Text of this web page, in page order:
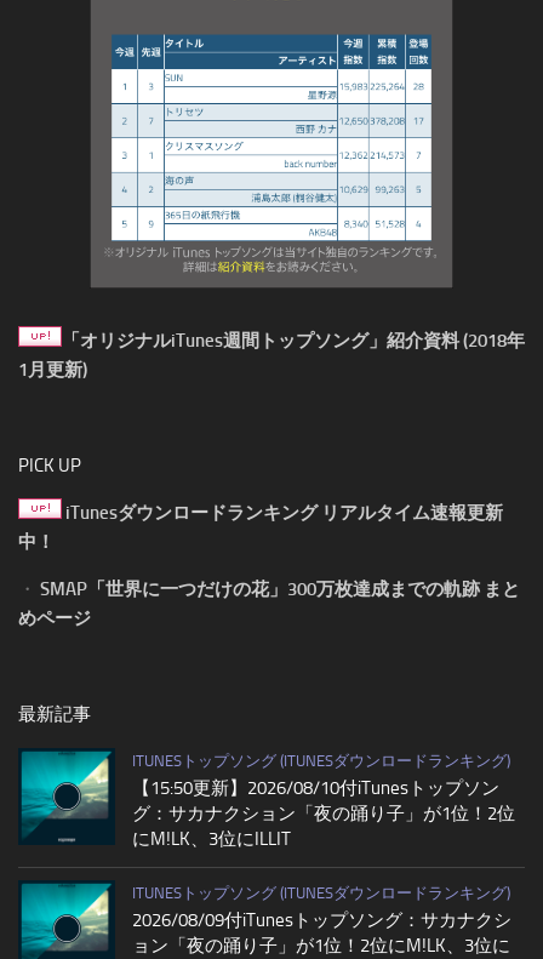
「オリジナルiTunes週間トップソング」紹介資料 (2018年
1月更新)
PICK UP
iTunesダウンロードランキング リアルタイム速報更新
中！
・ SMAP「世界に一つだけの花」300万枚達成までの軌跡 まと
めページ
最新記事
ITUNESトップソング (ITUNESダウンロードランキング)
【15:50更新】2026/08/10付iTunesトップソン
グ：サカナクション「夜の踊り子」が1位！2位
にM!LK、3位にILLIT
ITUNESトップソング (ITUNESダウンロードランキング)
2026/08/09付iTunesトップソング：サカナクシ
ョン「夜の踊り子」が1位！2位にM!LK、3位に